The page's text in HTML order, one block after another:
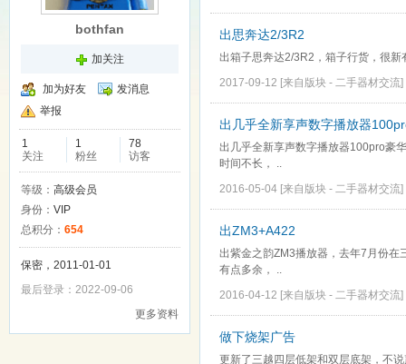
bothfan
加关注
加为好友
发消息
举报
1
关注
1
粉丝
78
访客
等级： 高级会员
身份： VIP
总积分： 654
保密，2011-01-01
最后登录：2022-09-06
更多资料
出思奔达2/3R2
出箱子思奔达2/3R2，箱子行货，很
2017-09-12 [来自版块 - 二手器材交流]
出几乎全新享声数字播放器
出几乎全新享声数字播放器100pro豪
时间不长， ..
2016-05-04 [来自版块 - 二手器材交流]
出ZM3+A422
出紫金之韵ZM3播放器，去年7月份在
有点多余， ..
2016-04-12 [来自版块 - 二手器材交流]
做下烧架广告
更新了三越四层低架和双层底架，不